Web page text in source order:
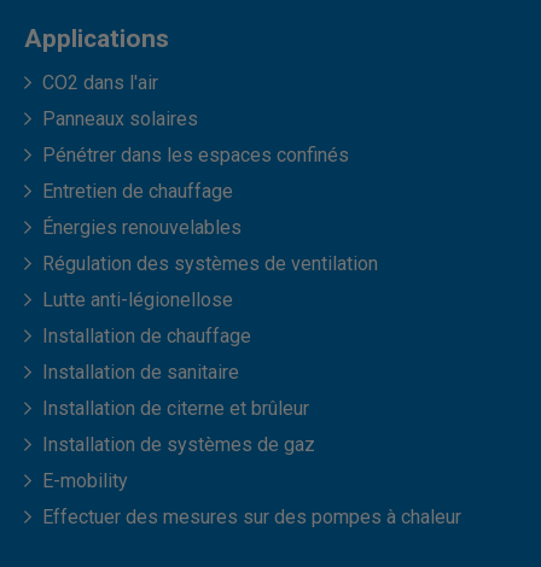
Applications
CO2 dans l'air
Panneaux solaires
Pénétrer dans les espaces confinés
Entretien de chauffage
Énergies renouvelables
Régulation des systèmes de ventilation
Lutte anti-légionellose
Installation de chauffage
Installation de sanitaire
Installation de citerne et brûleur
Installation de systèmes de gaz
E-mobility
Effectuer des mesures sur des pompes à chaleur